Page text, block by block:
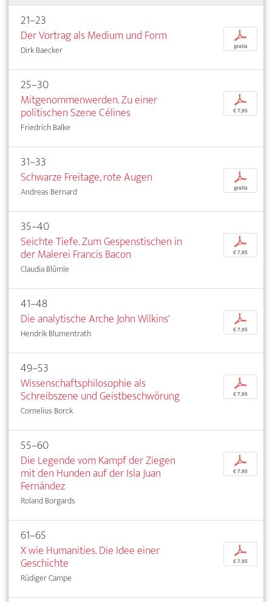
21–23
Der Vortrag als Medium und Form
Dirk Baecker
p
gratis
25–30
Mitgenommenwerden. Zu einer
politischen Szene Célines
Friedrich Balke
p
€ 7,95
31–33
Schwarze Freitage, rote Augen
Andreas Bernard
p
gratis
35–40
Seichte Tiefe. Zum Gespenstischen in
der Malerei Francis Bacon
Claudia Blümle
p
€ 7,95
41–48
Die analytische Arche John Wilkins'
Hendrik Blumentrath
p
€ 7,95
49–53
Wissenschaftsphilosophie als
Schreibszene und Geistbeschwörung
Cornelius Borck
p
€ 7,95
55–60
Die Legende vom Kampf der Ziegen
mit den Hunden auf der Isla Juan
Fernández
Roland Borgards
p
€ 7,95
61–65
X wie Humanities. Die Idee einer
Geschichte
Rüdiger Campe
p
€ 7,95